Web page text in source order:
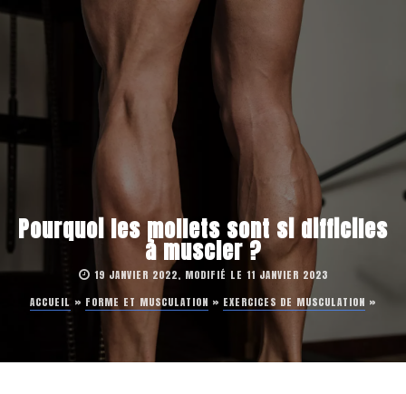
Pourquoi les mollets sont si difficiles
à muscler ?
19 JANVIER 2022, MODIFIÉ LE 11 JANVIER 2023
ACCUEIL » FORME ET MUSCULATION » EXERCICES DE MUSCULATION »